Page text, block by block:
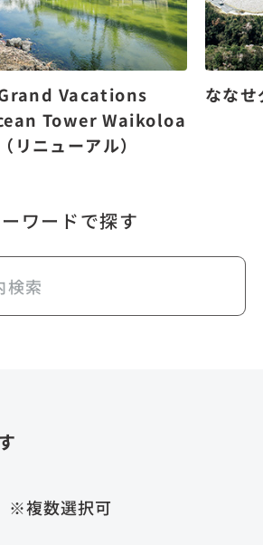
Vacations
Tower Waikoloa
ニューアル）
ななせ
ワードで探す
※複数選択可